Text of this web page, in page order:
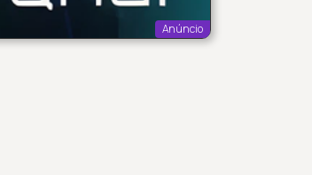
Anúncio